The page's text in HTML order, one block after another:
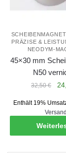
PRÄZISE &
NEODYM-
45×30 mm
N50
32,50€
Enthält 19%
Versand